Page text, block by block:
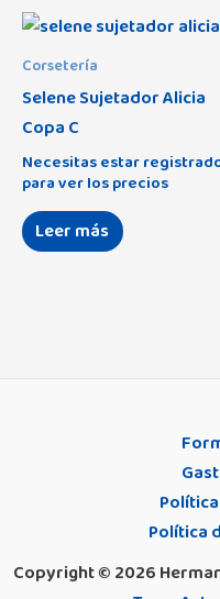
Corsetería
Selene Sujetador Alicia
Copa C
Necesitas estar
para ver los precios
Leer más
Política
Copyright © 2026